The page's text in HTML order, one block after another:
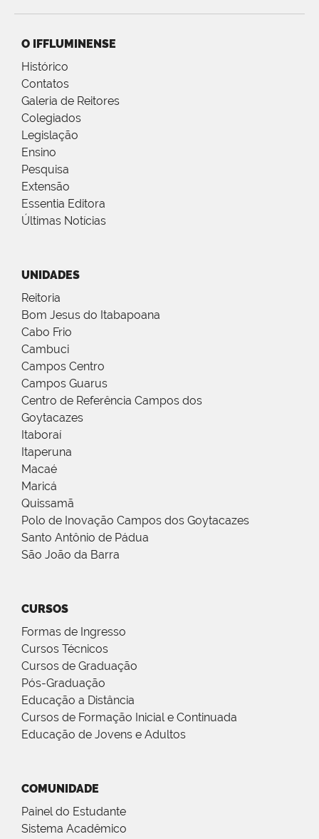
O IFFLUMINENSE
Histórico
Contatos
Galeria de Reitores
Colegiados
Legislação
Ensino
Pesquisa
Extensão
Essentia Editora
Últimas Notícias
UNIDADES
Reitoria
Bom Jesus do Itabapoana
Cabo Frio
Cambuci
Campos Centro
Campos Guarus
Centro de Referência Campos dos
Goytacazes
Itaboraí
Itaperuna
Macaé
Maricá
Quissamã
Polo de Inovação Campos dos Goytacazes
Santo Antônio de Pádua
São João da Barra
CURSOS
Formas de Ingresso
Cursos Técnicos
Cursos de Graduação
Pós-Graduação
Educação a Distância
Cursos de Formação Inicial e Continuada
Educação de Jovens e Adultos
COMUNIDADE
Painel do Estudante
Sistema Acadêmico